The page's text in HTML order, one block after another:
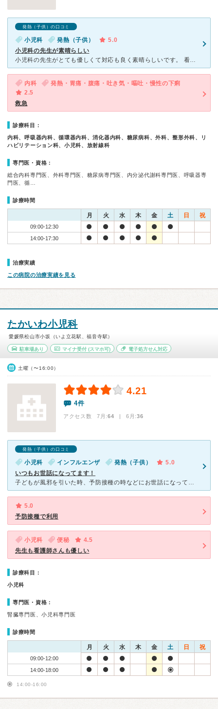
発熱（子供）の口コミ
小児科 発熱（子供）
5.0
小児科の先生が素晴らしい
小児科の先生がとても優しくて対応も良く素晴らしいです。 看護師さんも息子に対してとても優しくて楽しませながらも処置がとても早いのでびっくりしました。 診察室も子供が喜ぶ仕掛けを作っている事でとても
内科
発熱・胃痛・腹痛・吐き気・嘔吐・慢性の下痢
2.5
救急
診療科目：
内科、呼吸器内科、循環器内科、消化器内科、糖尿病科、外科、整形外科、リ
ハビリテーション科、小児科、放射線科
専門医・資格：
総合内科専門医、外科専門医、糖尿病専門医、内分泌代謝科専門医、呼吸器専
門医、循…
診療時間
月 火 水 木 金 土 日 祝
09:00-12:30
14:00-17:30
治療実績
この病院の治療実績を見る
たかいわ小児科
愛媛県松山市小坂（いよ立花駅、福音寺駅）
駐車場あり マイナ受付(スマホ可) 電子処方せん対応
土曜（〜16:00）
4.21
4件
アクセス数 7月:64 | 6月:36
発熱（子供）の口コミ
小児科 インフルエンザ 発熱（子供）
5.0
いつもお世話になってます！
子どもが風邪を引いた時、予防接種の時などにお世話になってます。受付の方もとても感じがよく、気さくに話しかけてくれる感じです。webで予約が取れて、あと何番目かもリアルタイムでわかるので、助かります。先
5.0
予防接種で利用
小児科 便秘
4.5
先生も看護師さんも優しい
診療科目：
小児科
専門医・資格：
腎臓専門医、小児科専門医
診療時間
月 火 水 木 金 土 日 祝
09:00-12:00
14:00-18:00
14:00-16:00